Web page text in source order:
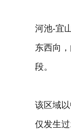
河池-宜
东西向
段。
该区域
仅发生